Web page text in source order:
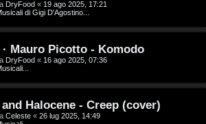
DryFood « 19 ago 2025, 17:21
di Gigi D'Agostino...
Mauro Picotto - Komodo
DryFood « 16 ago 2025, 07:36
Halocene - Creep (cover)
Celeste « 26 lug 2025, 14:49